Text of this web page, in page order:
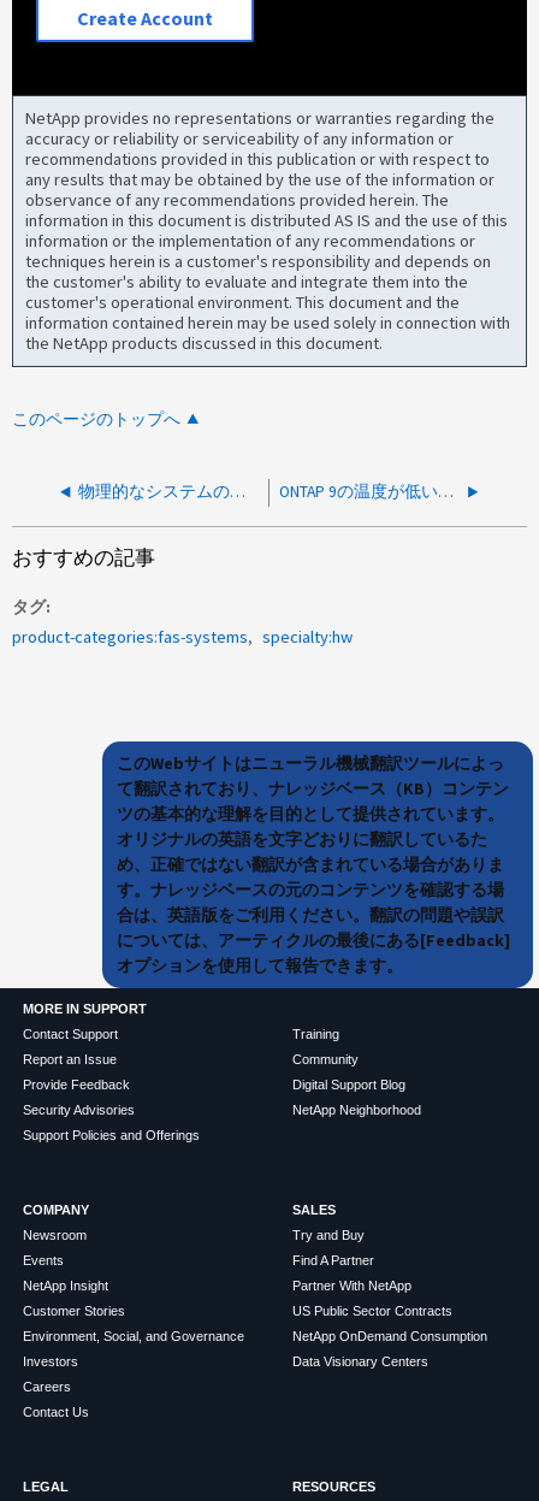
Create Account
NetApp provides no representations or warranties regarding the
accuracy or reliability or serviceability of any information or
recommendations provided in this publication or with respect to
any results that may be obtained by the use of the information or
observance of any recommendations provided herein. The
information in this document is distributed AS IS and the use of this
information or the implementation of any recommendations or
techniques herein is a customer's responsibility and depends on
the customer's ability to evaluate and integrate them into the
customer's operational environment. This document and the
information contained herein may be used solely in connection with
the NetApp products discussed in this document.
このページのトップへ
物理的なシステムの再配置後にルートボリュームが見つからないため、ノードはブートしません ONTAP 9の温度が低いことを示す正当な問題が原因でノードが停止しています
おすすめの記事
タグ
product-categories:fas-systems
specialty:hw
このWebサイトはニューラル機械翻訳ツールによっ
て翻訳されており、ナレッジベース（KB）コンテン
ツの基本的な理解を目的として提供されています。
オリジナルの英語を文字どおりに翻訳しているた
め、正確ではない翻訳が含まれている場合がありま
す。ナレッジベースの元のコンテンツを確認する場
合は、英語版をご利用ください。翻訳の問題や誤訳
については、アーティクルの最後にある[Feedback]
オプションを使用して報告できます。
MORE IN SUPPORT
Contact Support
Report an Issue
Provide Feedback
Security Advisories
Support Policies and Offerings
Training
Community
Digital Support Blog
NetApp Neighborhood
COMPANY
Newsroom
Events
NetApp Insight
Customer Stories
Environment, Social, and Governance
Investors
Careers
Contact Us
SALES
Try and Buy
Find A Partner
Partner With NetApp
US Public Sector Contracts
NetApp OnDemand Consumption
Data Visionary Centers
LEGAL RESOURCES